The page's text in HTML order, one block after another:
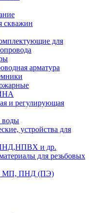
скважин
для
арматура
и регулирующая
воды
устройства для
и др.
для резьбовых
МП, ПНД (ПЭ)